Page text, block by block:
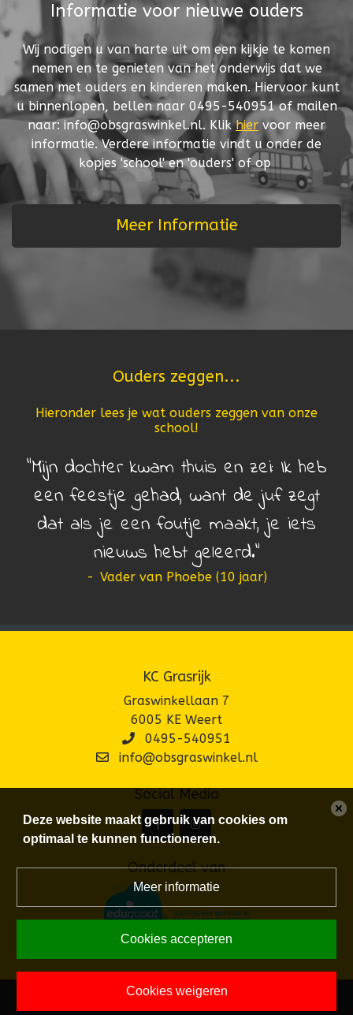
Informatie voor nieuwe ouders
Wij nodigen u van harte uit om een kijkje te komen
nemen en te genieten van het onderwijs dat we
samen met ouders en kinderen maken. Hiervoor kunt
u binnenlopen, bellen naar 0495-540951 of mailen
naar: info@obsgraswinkel.nl. Klikhier voor meer
informatie. Verdere informatie vindt u onder de
kopjes 'school' en 'ouders' of op
Meer Informatie
Ouders zeggen...
Hieronder lees je wat ouders zeggen van onze
school!
Mijn dochter kwam thuis en zei: Ik heb
een feestje gehad, want de juf zegt
dat als je een foutje maakt, je iets
nieuws hebt geleerd.
- Vader van Phoebe (10 jaar)
KC Grasrijk
Graswinkellaan 7
6005 KE Weert
0495-540951
info@obsgraswinkel.nl
Social Media
Onderdeel van
Powered by BasisOnline
Deze website maakt gebruik van cookies om
optimaal te kunnen functioneren.
Meer informatie
Cookies accepteren
Cookies weigeren